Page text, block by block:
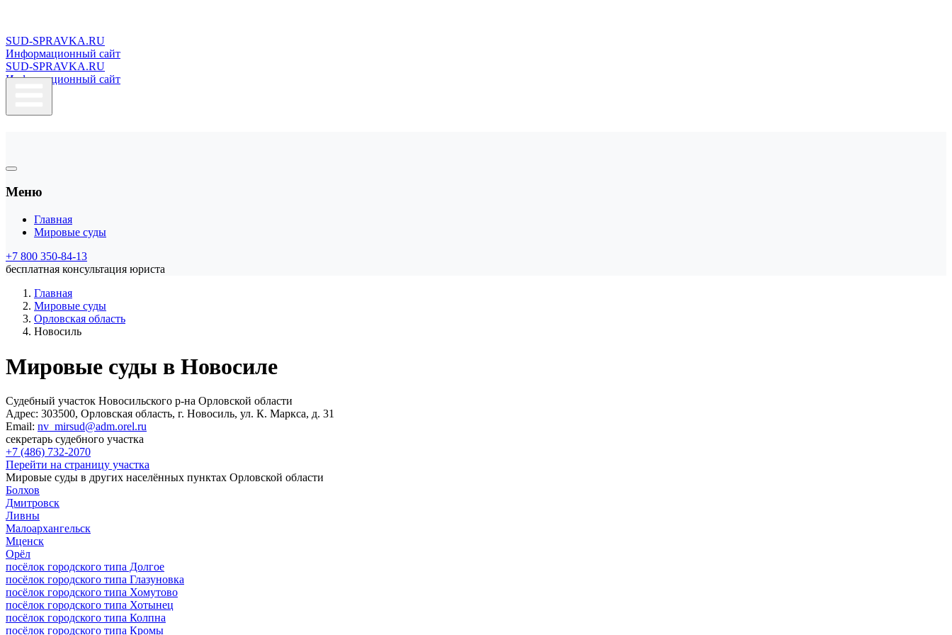
SUD-SPRAVKA.RU
Информационный сайт
SUD-SPRAVKA.RU
Информационный сайт
Меню
Главная
Мировые суды
+7 800 350-84-13
бесплатная консультация юриста
Главная
Мировые суды
Орловская область
Новосиль
Мировые суды в Новосиле
Судебный участок Новосильского р-на Орловской области
Адрес: 303500, Орловская область, г. Новосиль, ул. К. Маркса, д. 31
Email: nv_mirsud@adm.orel.ru
секретарь судебного участка
+7 (486) 732-2070
Перейти на страницу участка
Мировые суды в других населённых пунктах Орловской области
Болхов
Дмитровск
Ливны
Малоархангельск
Мценск
Орёл
посёлок городского типа Долгое
посёлок городского типа Глазуновка
посёлок городского типа Хомутово
посёлок городского типа Хотынец
посёлок городского типа Колпна
посёлок городского типа Кромы